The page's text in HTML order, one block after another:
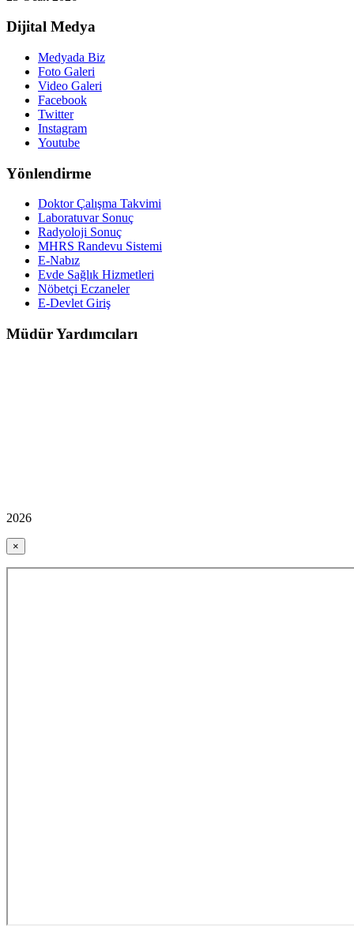
Dijital Medya
Medyada Biz
Foto Galeri
Video Galeri
Facebook
Twitter
Instagram
Youtube
Yönlendirme
Doktor Çalışma Takvimi
Laboratuvar Sonuç
Radyoloji Sonuç
MHRS Randevu Sistemi
E-Nabız
Evde Sağlık Hizmetleri
Nöbetçi Eczaneler
E-Devlet Giriş
Müdür Yardımcıları
2026
×